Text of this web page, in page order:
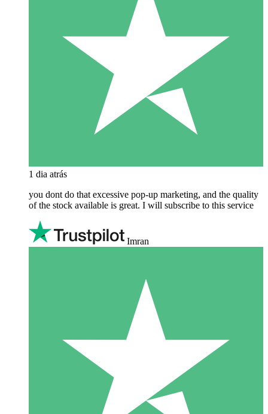
1 dia atrás
you dont do that excessive pop-up marketing, and the quality
of the stock available is great. I will subscribe to this service
Imran